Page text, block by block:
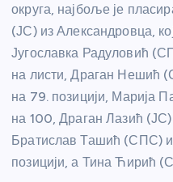
округа, најбоље је
(ЈС) из Александровца,
Југославка Радуловић
на листи, Драган Нешић
на 79. позицији, Марија
на 100, Драган Лазић (ЈС)
Братислав Ташић (СПС)
позицији, а Тина Ћирић